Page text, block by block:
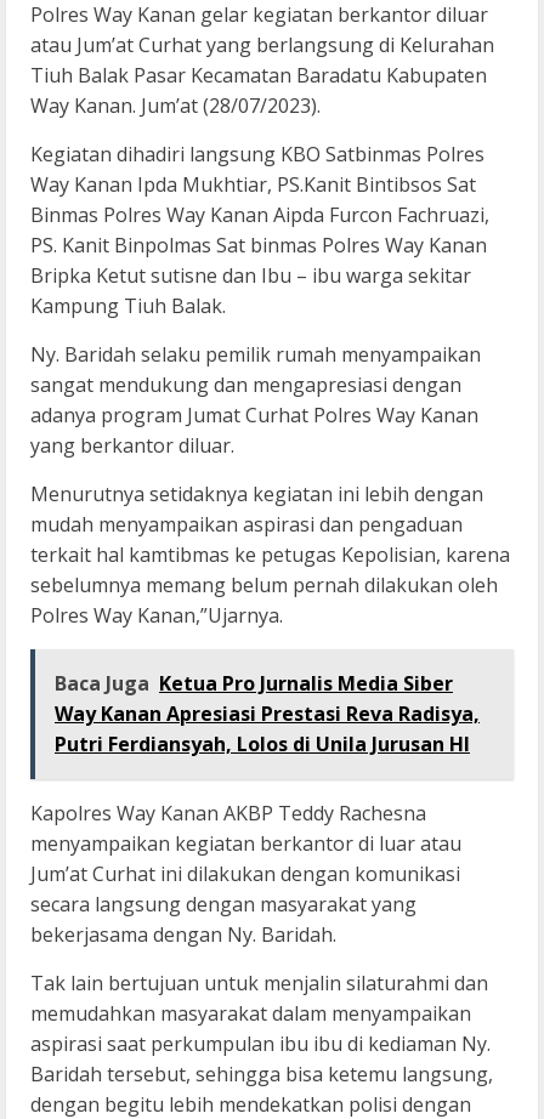
Polres Way Kanan gelar kegiatan berkantor diluar
atau Jum’at Curhat yang berlangsung di Kelurahan
Tiuh Balak Pasar Kecamatan Baradatu Kabupaten
Way Kanan. Jum’at (28/07/2023).
Kegiatan dihadiri langsung KBO Satbinmas Polres
Way Kanan Ipda Mukhtiar, PS.Kanit Bintibsos Sat
Binmas Polres Way Kanan Aipda Furcon Fachruazi,
PS. Kanit Binpolmas Sat binmas Polres Way Kanan
Bripka Ketut sutisne dan Ibu – ibu warga sekitar
Kampung Tiuh Balak.
Ny. Baridah selaku pemilik rumah menyampaikan
sangat mendukung dan mengapresiasi dengan
adanya program Jumat Curhat Polres Way Kanan
yang berkantor diluar.
Menurutnya setidaknya kegiatan ini lebih dengan
mudah menyampaikan aspirasi dan pengaduan
terkait hal kamtibmas ke petugas Kepolisian, karena
sebelumnya memang belum pernah dilakukan oleh
Polres Way Kanan,”Ujarnya.
Baca Juga Ketua Pro Jurnalis Media Siber
Way Kanan Apresiasi Prestasi Reva Radisya,
Putri Ferdiansyah, Lolos di Unila Jurusan HI
Kapolres Way Kanan AKBP Teddy Rachesna
menyampaikan kegiatan berkantor di luar atau
Jum’at Curhat ini dilakukan dengan komunikasi
secara langsung dengan masyarakat yang
bekerjasama dengan Ny. Baridah.
Tak lain bertujuan untuk menjalin silaturahmi dan
memudahkan masyarakat dalam menyampaikan
aspirasi saat perkumpulan ibu ibu di kediaman Ny.
Baridah tersebut, sehingga bisa ketemu langsung,
dengan begitu lebih mendekatkan polisi dengan